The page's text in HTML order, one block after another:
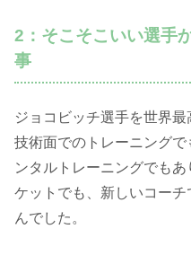
2：そこそこいい選手
事
ジョコビッチ選手を世界
技術面でのトレーニング
ンタルトレーニングでも
ケットでも、新しいコー
んでした。